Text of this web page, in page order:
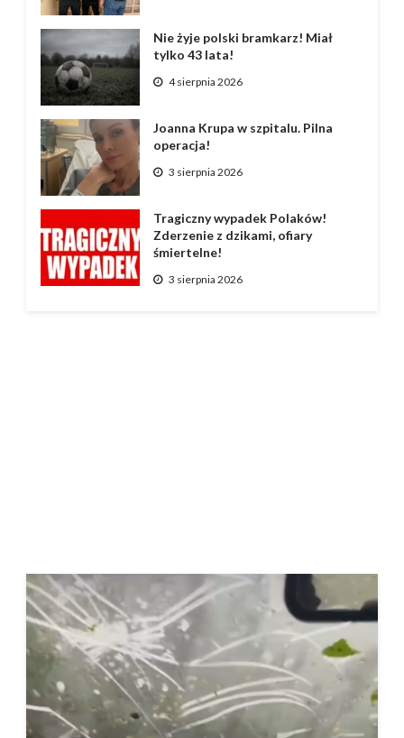
Nie żyje polski bramkarz! Miał
tylko 43 lata!
4 sierpnia 2026
Joanna Krupa w szpitalu. Pilna
operacja!
3 sierpnia 2026
Tragiczny wypadek Polaków!
Zderzenie z dzikami, ofiary
śmiertelne!
3 sierpnia 2026